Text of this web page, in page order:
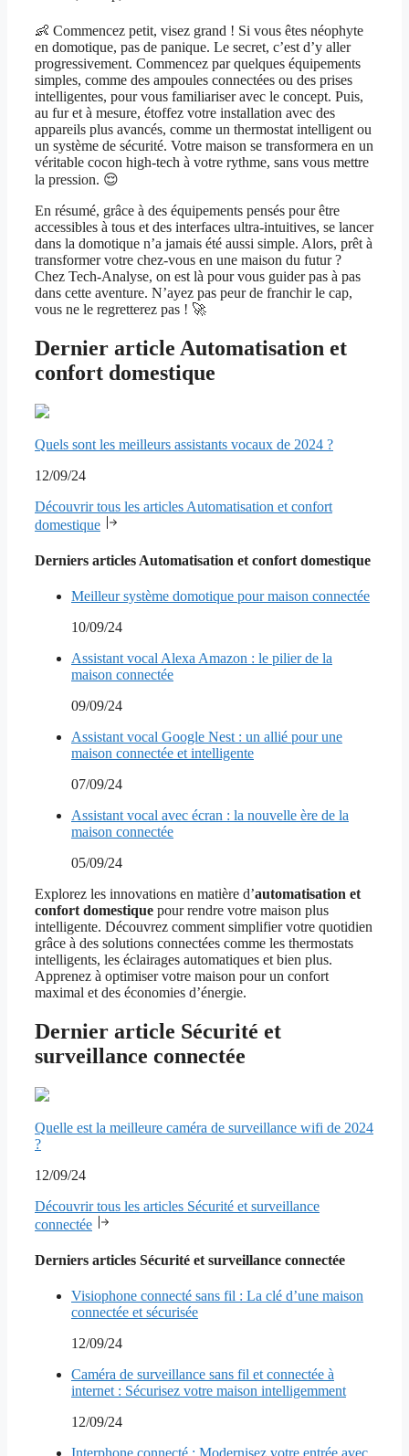
👶 Commencez petit, visez grand ! Si vous êtes néophyte
en domotique, pas de panique. Le secret, c’est d’y aller
progressivement. Commencez par quelques équipements
simples, comme des ampoules connectées ou des prises
intelligentes, pour vous familiariser avec le concept. Puis,
au fur et à mesure, étoffez votre installation avec des
appareils plus avancés, comme un thermostat intelligent ou
un système de sécurité. Votre maison se transformera en un
véritable cocon high-tech à votre rythme, sans vous mettre
la pression. 😌
En résumé, grâce à des équipements pensés pour être
accessibles à tous et des interfaces ultra-intuitives, se lancer
dans la domotique n’a jamais été aussi simple. Alors, prêt à
transformer votre chez-vous en une maison du futur ?
Chez Tech-Analyse, on est là pour vous guider pas à pas
dans cette aventure. N’ayez pas peur de franchir le cap,
vous ne le regretterez pas ! 🚀
Dernier article Automatisation et
confort domestique
Quels sont les meilleurs assistants vocaux de 2024 ?
12/09/24
Découvrir tous les articles Automatisation et confort
domestique
Derniers articles Automatisation et confort domestique
Meilleur système domotique pour maison connectée
10/09/24
Assistant vocal Alexa Amazon : le pilier de la
maison connectée
09/09/24
Assistant vocal Google Nest : un allié pour une
maison connectée et intelligente
07/09/24
Assistant vocal avec écran : la nouvelle ère de la
maison connectée
05/09/24
Explorez les innovations en matière d’automatisation et
confort domestique pour rendre votre maison plus
intelligente. Découvrez comment simplifier votre quotidien
grâce à des solutions connectées comme les thermostats
intelligents, les éclairages automatiques et bien plus.
Apprenez à optimiser votre maison pour un confort
maximal et des économies d’énergie.
Dernier article Sécurité et
surveillance connectée
Quelle est la meilleure caméra de surveillance wifi de 2024
?
12/09/24
Découvrir tous les articles Sécurité et surveillance
connectée
Derniers articles Sécurité et surveillance connectée
Visiophone connecté sans fil : La clé d’une maison
connectée et sécurisée
12/09/24
Caméra de surveillance sans fil et connectée à
internet : Sécurisez votre maison intelligemment
12/09/24